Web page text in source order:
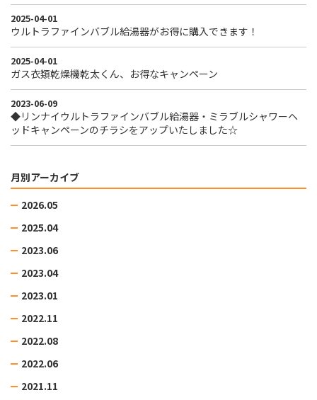
2025-04-01
ウルトラファインバブル給湯器がお得に購入できます！
2025-04-01
ガス衣類乾燥機乾太くん、お得なキャンペーン
2023-06-09
◆リンナイウルトラファインバブル給湯器・ミラブルシャワーヘ
ッドキャンペーンのチラシをアップいたしました☆
月別アーカイブ
2026.05
2025.04
2023.06
2023.04
2023.01
2022.11
2022.08
2022.06
2021.11